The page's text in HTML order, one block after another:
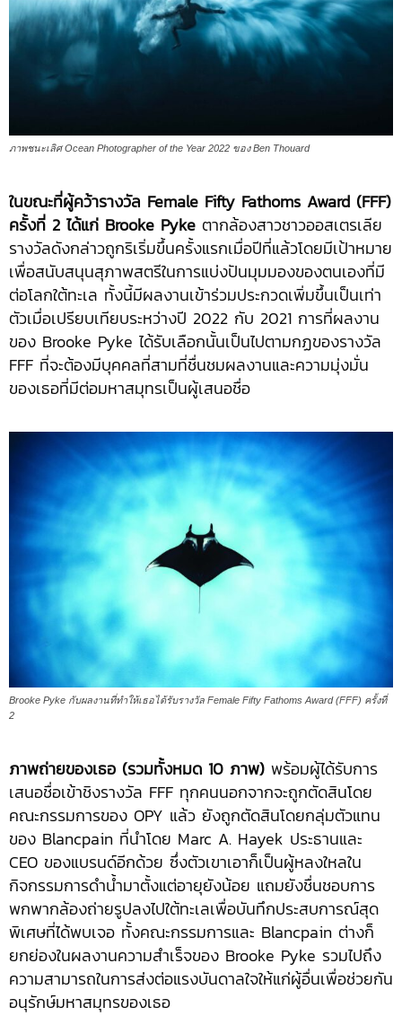
ภาพชนะเลิศ Ocean Photographer of the Year 2022 ของ Ben Thouard
ในขณะที่ผู้คว้ารางวัล Female Fifty Fathoms Award (FFF)
ครั้งที่ 2 ได้แก่ Brooke Pyke ตากล้องสาวชาวออสเตรเลีย
รางวัลดังกล่าวถูกริเริ่มขึ้นครั้งแรกเมื่อปีที่แล้วโดยมีเป้าหมาย
เพื่อสนับสนุนสุภาพสตรีในการแบ่งปันมุมมองของตนเองที่มี
ต่อโลกใต้ทะเล ทั้งนี้มีผลงานเข้าร่วมประกวดเพิ่มขึ้นเป็นเท่า
ตัวเมื่อเปรียบเทียบระหว่างปี 2022 กับ 2021 การที่ผลงาน
ของ Brooke Pyke ได้รับเลือกนั้นเป็นไปตามกฏของรางวัล
FFF ที่จะต้องมีบุคคลที่สามที่ชื่นชมผลงานและความมุ่งมั่น
ของเธอที่มีต่อมหาสมุทรเป็นผู้เสนอชื่อ
Brooke Pyke กับผลงานที่ทำให้เธอได้รับรางวัล Female Fifty Fathoms Award (FFF) ครั้งที่
2
ภาพถ่ายของเธอ (รวมทั้งหมด 10 ภาพ) พร้อมผู้ได้รับการ
เสนอชื่อเข้าชิงรางวัล FFF ทุกคนนอกจากจะถูกตัดสินโดย
คณะกรรมการของ OPY แล้ว ยังถูกตัดสินโดยกลุ่มตัวแทน
ของ Blancpain ที่นำโดย Marc A. Hayek ประธานและ
CEO ของแบรนด์อีกด้วย ซึ่งตัวเขาเอาก็เป็นผู้หลงใหลใน
กิจกรรมการดำน้ำมาตั้งแต่อายุยังน้อย แถมยังชื่นชอบการ
พกพากล้องถ่ายรูปลงไปใต้ทะเลเพื่อบันทึกประสบการณ์สุด
พิเศษที่ได้พบเจอ ทั้งคณะกรรมการและ Blancpain ต่างก็
ยกย่องในผลงานความสำเร็จของ Brooke Pyke รวมไปถึง
ความสามารถในการส่งต่อแรงบันดาลใจให้แก่ผู้อื่นเพื่อช่วยกัน
อนุรักษ์มหาสมุทรของเธอ